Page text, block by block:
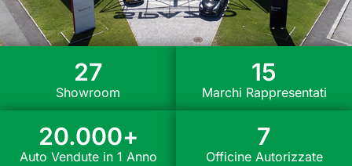
Showroom
27
Marchi Rappresentati
15
Auto Vendute in 1 Anno
20.000+
Officine Autorizzate
7